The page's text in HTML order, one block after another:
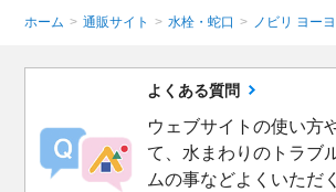
ホーム > 通販サイト > 水栓・蛇口 > ノビリ ヨー
よくある質問
ウェブサイトの使い方
て、水まわりのトラブ
ムの事などよくいただ